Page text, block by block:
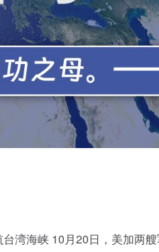
湾海峡 10月20日，美加两